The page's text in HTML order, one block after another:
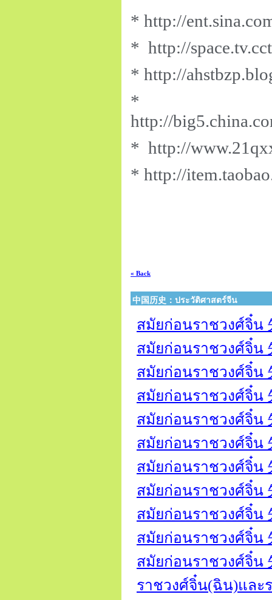
* http://
* http://
* http://
*
http://
* http://
* http://
« Back
中国历史：ประวัติศาสตร์จีน
สมัยก่อนราชวงศ์จิ๋น
สมัยก่อนราชวงศ์จิ๋น
สมัยก่อนราชวงศ์จิ๋น
สมัยก่อนราชวงศ์จิ๋น
สมัยก่อนราชวงศ์จิ๋น
สมัยก่อนราชวงศ์จิ๋น
สมัยก่อนราชวงศ์จิ๋น
สมัยก่อนราชวงศ์จิ๋น
สมัยก่อนราชวงศ์จิ๋น
สมัยก่อนราชวงศ์จิ๋น
สมัยก่อนราชวงศ์จิ๋น
ราชวงศ์จิ๋น(ฉิน)และ